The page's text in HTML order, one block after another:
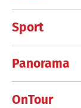
Sport
Panorama
OnTour